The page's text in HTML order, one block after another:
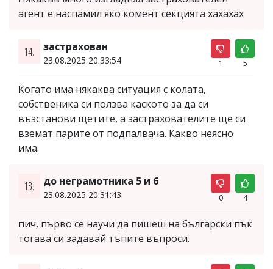
агент е наспамил яко комент секцията хахахах
14. застрахован
23.08.2025 20:33:54 1 5
Когато има някаква ситуация с колата,
собственика си ползва каското за да си
възстанови щетите, а застрахователите ще си
вземат парите от подпалвача. Какво неясно
има.
13. до неграмотника 5 и 6
23.08.2025 20:31:43 0 4
пич, първо се научи да пишеш на български пък
тогава си задавай тъпите въпроси.